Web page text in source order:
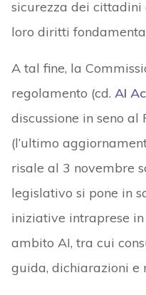
sicurezza dei
loro diritti
A tal fine, la
regolamento (cd. AI
discussione in seno
(l’ultimo
risale al 3 novembre
legislativo si pone in
iniziative intraprese
ambito AI, tra cui
guida, dichiarazioni e